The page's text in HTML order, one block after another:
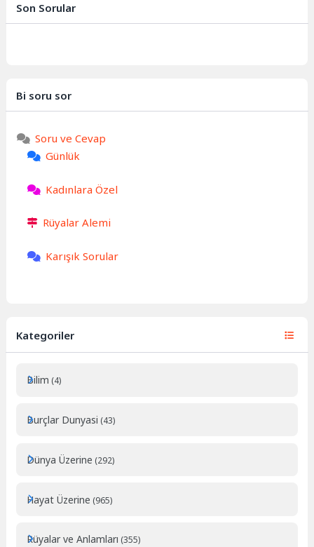
Son Sorular
Bi soru sor
Soru ve Cevap
Günlük
Kadınlara Özel
Rüyalar Alemi
Karışık Sorular
Kategoriler
Bilim (4)
Burçlar Dunyasi (43)
Dünya Üzerine (292)
Hayat Üzerine (965)
Rüyalar ve Anlamları (355)